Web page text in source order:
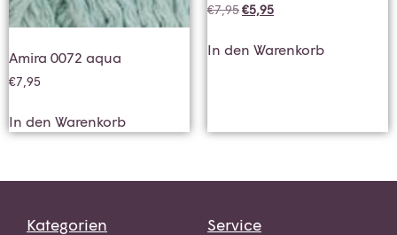
Amira 0072 aqua
€7,95
In den Warenkorb
€7,95€5,95
In den Warenkorb
Kategorien Service